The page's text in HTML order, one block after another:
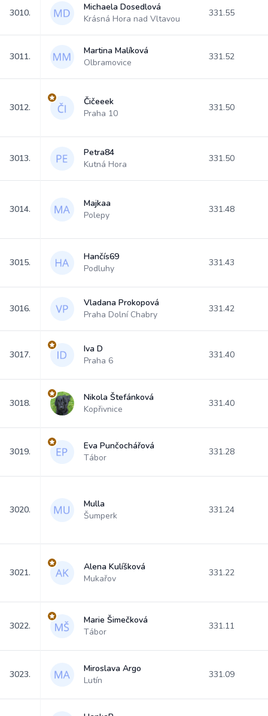
3010.
Michaela Dosedlová
Krásná Hora nad Vltavou
331.55
3011.
Martina Malíková
Olbramovice
331.52
3012.
Čičeeek
Praha 10
331.50
3013.
Petra84
Kutná Hora
331.50
3014.
Majkaa
Polepy
331.48
3015.
Hančís69
Podluhy
331.43
3016.
Vladana Prokopová
Praha Dolní Chabry
331.42
3017.
Iva D
Praha 6
331.40
3018.
Nikola Štefánková
Kopřivnice
331.40
3019.
Eva Punčochářová
Tábor
331.28
3020.
Mulla
Šumperk
331.24
3021.
Alena Kulíšková
Mukařov
331.22
3022.
Marie Šimečková
Tábor
331.11
3023.
Miroslava Argo
Lutín
331.09